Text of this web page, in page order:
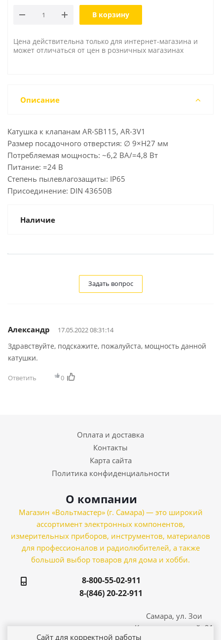
В корзину
Цена действительна только для интернет-магазина и
может отличаться от цен в розничных магазинах
Описание
Катушка к клапанам AR-SB115, AR-3V1
Размер посадочного отверстия: ∅ 9×H27 мм
Потребляемая мощность: ~6,2 ВА/=4,8 Вт
Питание: =24 В
Степень пылевлагозащиты: IP65
Присоединение: DIN 43650B
Наличие
Задать вопрос
Александр 17.05.2022 08:31:14
Здравствуйте, подскажите, пожалуйста, мощность данной
катушки.
Ответить 0
Оплата и доставка
Контакты
Карта сайта
Политика конфиденциальности
О компании
Магазин «Вольтмастер» (г. Самара) — это широкий
ассортимент электронных компонентов,
измерительных приборов, инструментов, материалов
для профессионалов и радиолюбителей, а также
большой выбор товаров для дома и хобби.
8-800-55-02-911
8-(846) 20-22-911
Самара, ул. Зои
Космодемьянской, 21
Сайт для корректной работы